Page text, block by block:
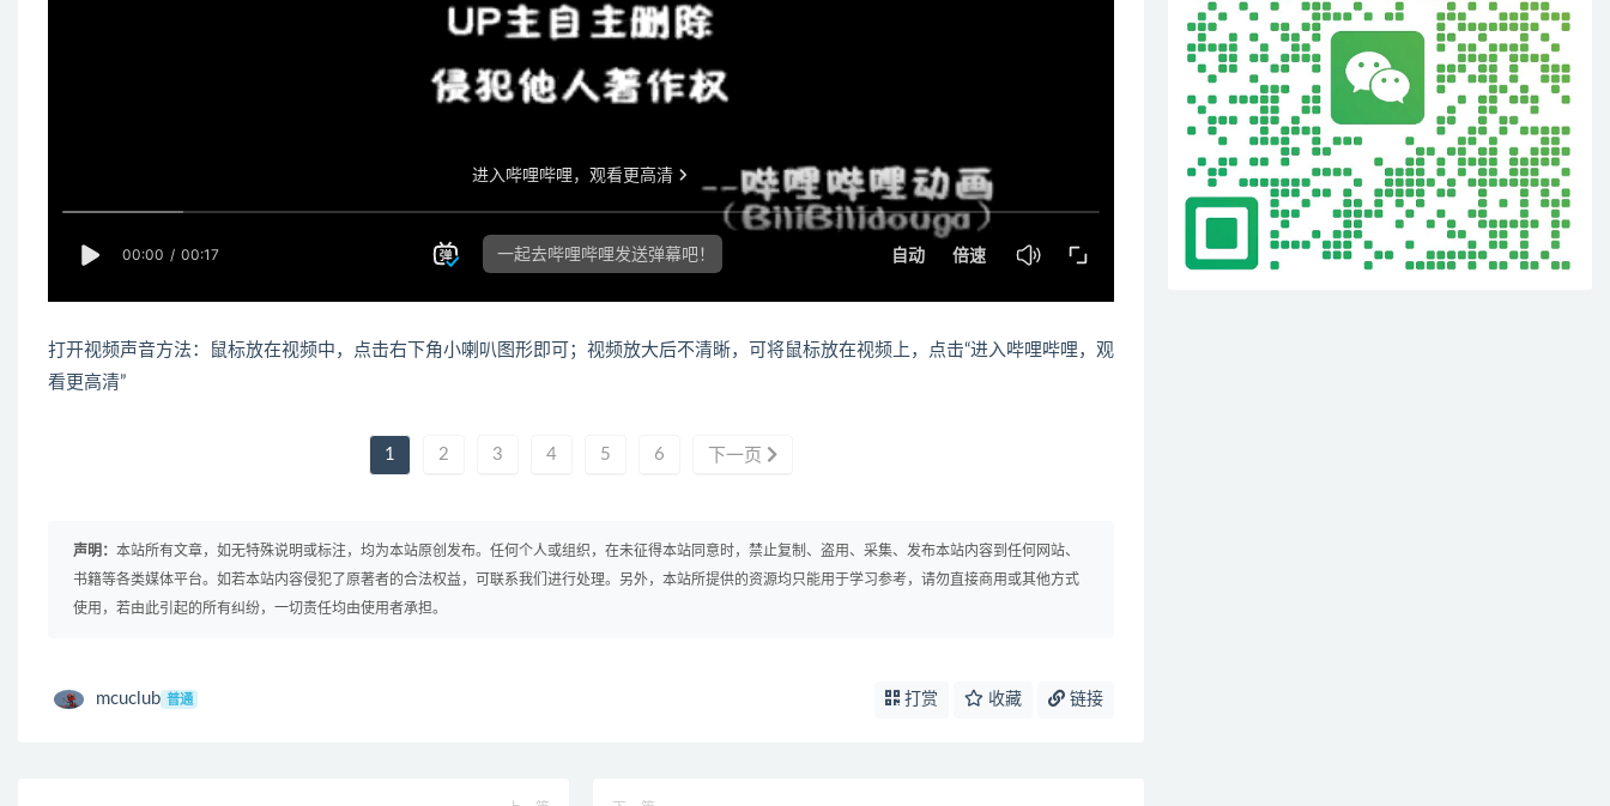
打开视频声音方法：鼠标放在视频中，点击右下角小喇叭图形即可；视频放大后不清晰，可将鼠标放在视频上，点击“进入哔哩哔哩，观
看更高清”
1 2 3 4 5 6 下一页
声明： 本站所有文章，如无特殊说明或标注，均为本站原创发布。任何个人或组织，在未征得本站同意时，禁止复制、盗用、采集、发布本站内容到任何网站、
书籍等各类媒体平台。如若本站内容侵犯了原著者的合法权益，可联系我们进行处理。另外，本站所提供的资源均只能用于学习参考，请勿直接商用或其他方式
使用，若由此引起的所有纠纷，一切责任均由使用者承担。
mcuclub 普通 打赏 收藏 链接